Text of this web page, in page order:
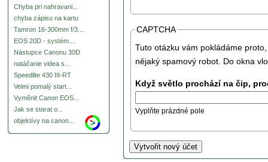
Chyba pri nahravani...
chyba zápisu na kartu
Tamron 16-300mm f/3....
EOS 20D - systém....
Nástupce Canonu 30D
natáčanie videa s...
Speedlite 430 III-RT
Velmi pomalý start...
Vyměnit Canon EOS...
Jak se starat o...
objektívy na canon...
CAPTCHA
Tuto otázku vám pokládáme
nějaký spamový robot. Do okna
Když světlo prochází na čip,
Vyplňte prázdné pole